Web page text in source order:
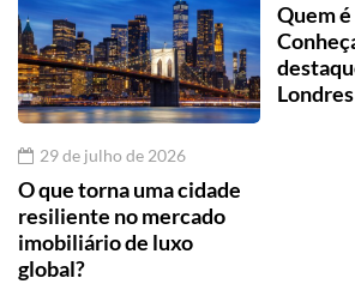
29 de julho de 2026
O que torna uma cidade
resiliente no mercado
imobiliário de luxo
global?
Quem
Londres